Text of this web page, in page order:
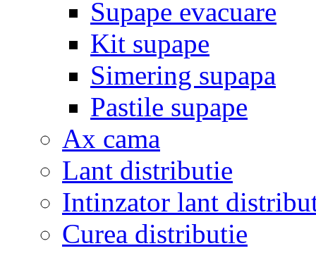
Supape evacuare
Kit supape
Simering supapa
Pastile supape
Ax cama
Lant distributie
Intinzator lant
Curea distributie